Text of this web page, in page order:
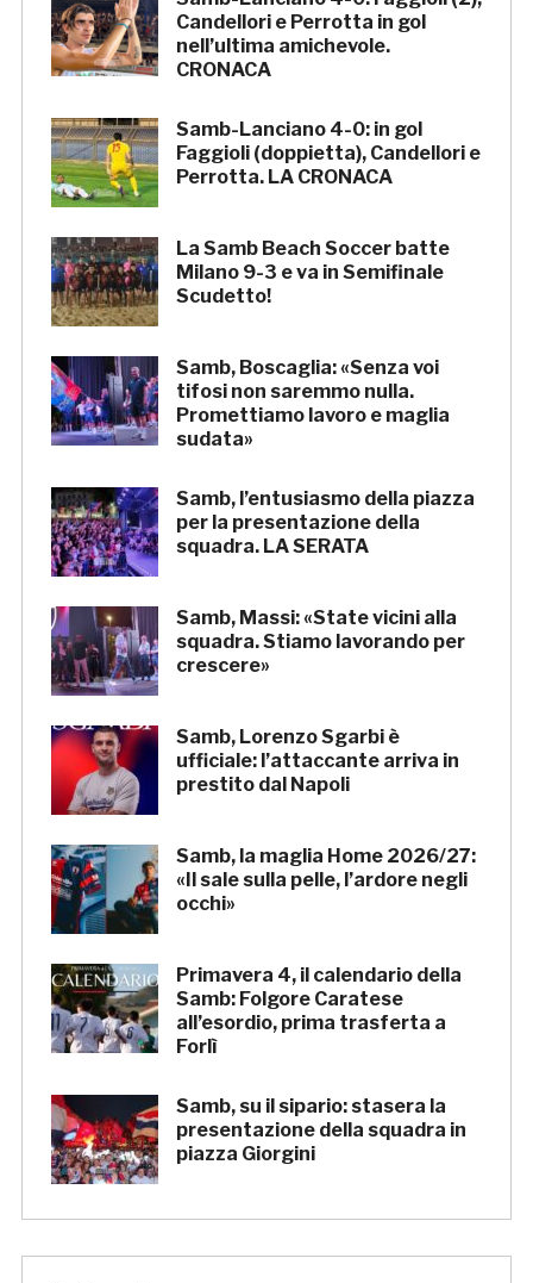
Candellori e Perrotta in gol
nell’ultima amichevole.
CRONACA
Samb-Lanciano 4-0: in gol
Faggioli (doppietta), Candellori e
Perrotta. LA CRONACA
La Samb Beach Soccer batte
Milano 9-3 e va in Semifinale
Scudetto!
Samb, Boscaglia: «Senza voi
tifosi non saremmo nulla.
Promettiamo lavoro e maglia
sudata»
Samb, l’entusiasmo della piazza
per la presentazione della
squadra. LA SERATA
Samb, Massi: «State vicini alla
squadra. Stiamo lavorando per
crescere»
Samb, Lorenzo Sgarbi è
ufficiale: l’attaccante arriva in
prestito dal Napoli
Samb, la maglia Home 2026/27:
«Il sale sulla pelle, l’ardore negli
occhi»
Primavera 4, il calendario della
Samb: Folgore Caratese
all’esordio, prima trasferta a
Forlì
Samb, su il sipario: stasera la
presentazione della squadra in
piazza Giorgini